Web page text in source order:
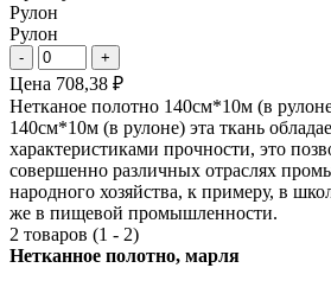
Рулон
Рулон
Цена 708,38 ₽
Нетканое полотно 140см*10м (в
140см*10м (в рулоне) эта ткань
характеристиками прочности, это
совершенно различных отраслях
народного хозяйства, к примеру, в
же в пищевой промышленности.
2 товаров (1 - 2)
Нетканное полотно, марля